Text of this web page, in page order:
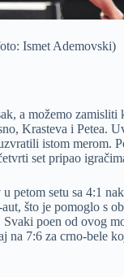
Ismet Ademovski)
a možemo
Krasteva i Petea.
istom merom.
set pripao
petom setu sa 4:1
što je pomoglo s
poen od ovog
na 7:6 za crno-bele